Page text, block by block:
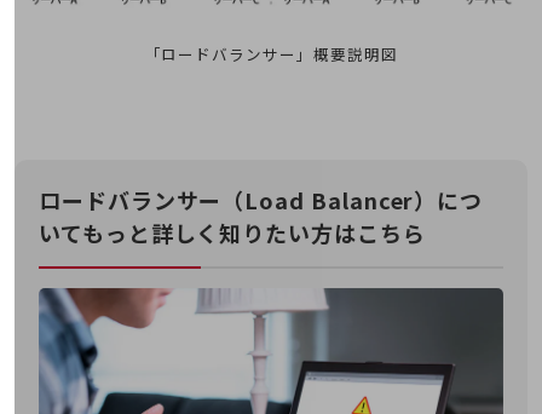
衛星携帯電話
IOT完了済みメーカーブランド製品
料金
料金TOP
ドコモBiz データ無制限 ドコモ MAX ドコモ mini ドコモBiz かけ放題
ケータイプラン
「ロードバランサー」概要説明図
ロードバランサー（Load Balancer）につ
いてもっと詳しく知りたい方はこちら